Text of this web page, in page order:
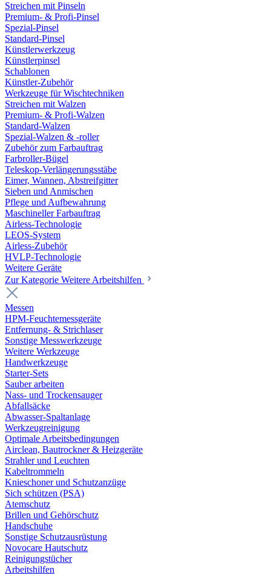
Streichen mit Pinseln
Premium- & Profi-Pinsel
Spezial-Pinsel
Standard-Pinsel
Künstlerwerkzeug
Künstlerpinsel
Schablonen
Künstler-Zubehör
Werkzeuge für Wischtechniken
Streichen mit Walzen
Premium- & Profi-Walzen
Standard-Walzen
Spezial-Walzen & -roller
Zubehör zum Farbauftrag
Farbroller-Bügel
Teleskop-Verlängerungsstäbe
Eimer, Wannen, Abstreifgitter
Sieben und Anmischen
Pflege und Aufbewahrung
Maschineller Farbauftrag
Airless-Technologie
LEOS-System
Airless-Zubehör
HVLP-Technologie
Weitere Geräte
Zur Kategorie Weitere Arbeitshilfen
Messen
HPM-Feuchtemessgeräte
Entfernung- & Strichlaser
Sonstige Messwerkzeuge
Weitere Werkzeuge
Handwerkzeuge
Starter-Sets
Sauber arbeiten
Nass- und Trockensauger
Abfallsäcke
Abwasser-Spaltanlage
Werkzeugreinigung
Optimale Arbeitsbedingungen
Airclean, Bautrockner & Heizgeräte
Strahler und Leuchten
Kabeltrommeln
Knieschoner und Schutzanzüge
Sich schützen (PSA)
Atemschutz
Brillen und Gehörschutz
Handschuhe
Sonstige Schutzausrüstung
Novocare Hautschutz
Reinigungstücher
Arbeitshilfen